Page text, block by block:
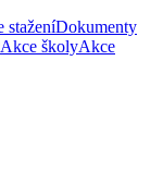
Dokumenty
Akce